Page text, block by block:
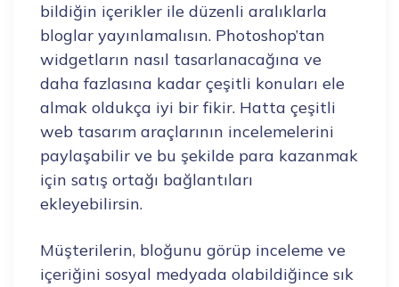
bildiğin içerikler ile düzenli aralıklarla
bloglar yayınlamalısın. Photoshop’tan
widgetların nasıl tasarlanacağına ve
daha fazlasına kadar çeşitli konuları ele
almak oldukça iyi bir fikir. Hatta çeşitli
web tasarım araçlarının incelemelerini
paylaşabilir ve bu şekilde para kazanmak
için satış ortağı bağlantıları
ekleyebilirsin.
Müşterilerin, bloğunu görüp inceleme ve
içeriğini sosyal medyada olabildiğince sık